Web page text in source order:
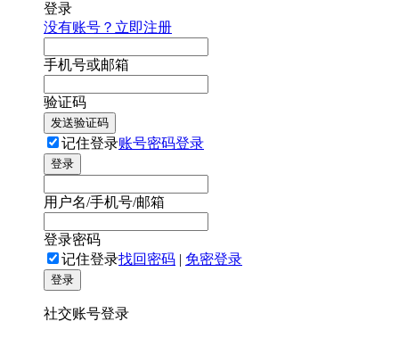
登录
没有账号？立即注册
手机号或邮箱
验证码
发送验证码
记住登录账号密码登录
登录
用户名/手机号/邮箱
登录密码
记住登录找回密码 | 免密登录
登录
社交账号登录